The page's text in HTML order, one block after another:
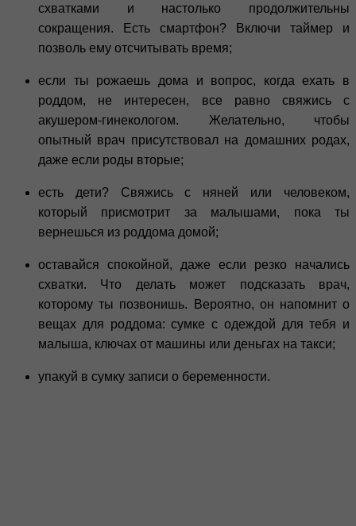
схватками и настолько продолжительны
сокращения. Есть смартфон? Включи таймер и
позволь ему отсчитывать время;
если ты рожаешь дома и вопрос, когда ехать в
роддом, не интересен, все равно свяжись с
акушером-гинекологом. Желательно, чтобы
опытный врач присутствовал на домашних родах,
даже если роды вторые;
есть дети? Свяжись с няней или человеком,
который присмотрит за малышами, пока ты
вернешься из роддома домой;
оставайся спокойной, даже если резко начались
схватки. Что делать может подсказать врач,
которому ты позвонишь. Вероятно, он напомнит о
вещах для роддома: сумке с одеждой для тебя и
малыша, ключах от машины или деньгах на такси;
упакуй в сумку записи о беременности.